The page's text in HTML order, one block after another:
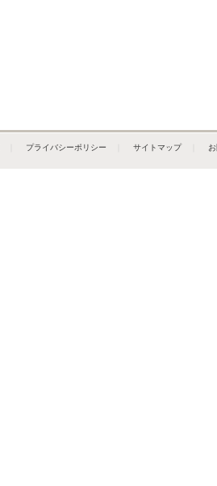
プライバシーポリシー サイトマップ｜